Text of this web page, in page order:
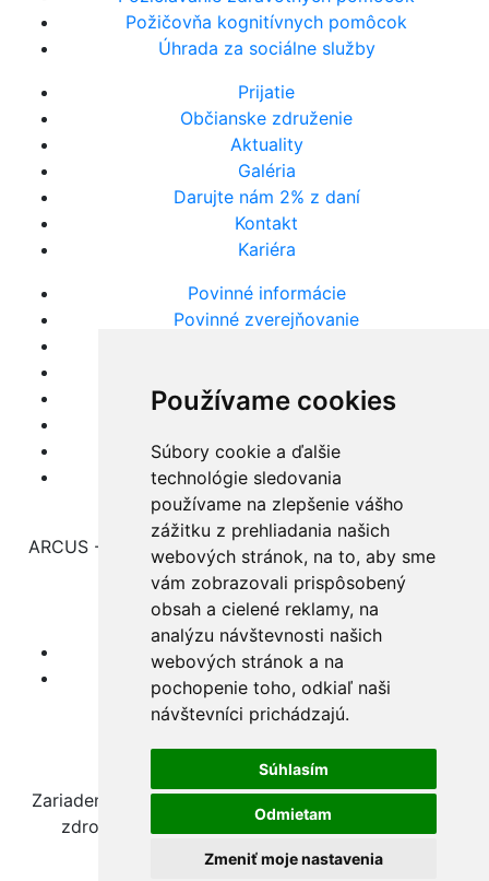
Používame cookies
Súbory cookie a ďalšie
technológie sledovania
používame na zlepšenie vášho
zážitku z prehliadania našich
webových stránok, na to, aby sme
vám zobrazovali prispôsobený
obsah a cielené reklamy, na
analýzu návštevnosti našich
webových stránok a na
pochopenie toho, odkiaľ naši
návštevníci prichádzajú.
Súhlasím
Odmietam
Zmeniť moje nastavenia
Požičovňa kognitívnych pomôcok
Úhrada za sociálne služby
Prijatie
Občianske združenie
Aktuality
Galéria
Darujte nám 2% z daní
Kontakt
Kariéra
Povinné informácie
Povinné zverejňovanie
Evidencia žiadostí
Ochrana osobných údajov
Súbory cookies
ARCUS - Špecializované zariadenie a zariadenie pre
seniorov
Skladná č.4, 040 01 Košice
(055) 7292 491
sekretariat@arcuskosice.sk
Nájdete nás na sieti:Facebook
webex.digital
Zariadenie a jeho rozvoj sú podporované verejnými
zdrojmi a programami regionálneho rozvoja.